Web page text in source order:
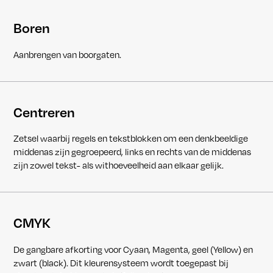
Boren
Aanbrengen van boorgaten.
Centreren
Zetsel waarbij regels en tekstblokken om een denkbeeldige
middenas zijn gegroepeerd, links en rechts van de middenas
zijn zowel tekst- als withoeveelheid aan elkaar gelijk.
CMYK
De gangbare afkorting voor Cyaan, Magenta, geel (Yellow) en
zwart (black). Dit kleurensysteem wordt toegepast bij